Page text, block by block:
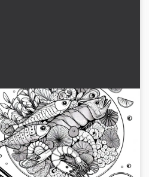
Fruits de mer en plat
principal - Dessin à colorier
gratuit
Laisse ta créativité s'épanouir avec
notre dessin à colorier de fruits de
mer en plat principal. Télécharge